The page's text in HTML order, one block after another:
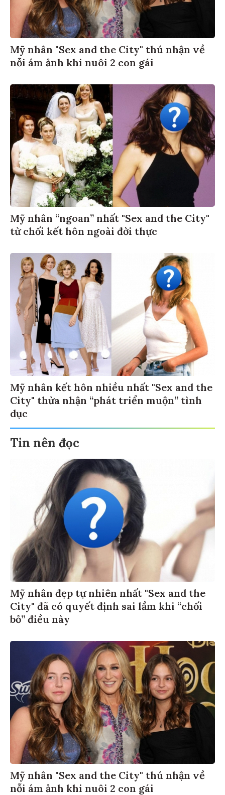
Mỹ nhân "Sex and the City" thú nhận về
nỗi ám ảnh khi nuôi 2 con gái
Mỹ nhân “ngoan” nhất "Sex and the City"
từ chối kết hôn ngoài đời thực
Mỹ nhân kết hôn nhiều nhất "Sex and the
City" thừa nhận “phát triển muộn” tình
dục
Tin nên đọc
Mỹ nhân đẹp tự nhiên nhất "Sex and the
City" đã có quyết định sai lầm khi “chối
bỏ” điều này
Mỹ nhân "Sex and the City" thú nhận về
nỗi ám ảnh khi nuôi 2 con gái